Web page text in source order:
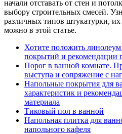
начали отставать от стен и
выбору строительных смесей.
различных типов штукатурки,
можно в этой статье.
Хотите положить
покрытий и рекомендации
Порог в ванной комнате.
выступа и сопряжение с
Напольные покрытия для
характеристик и
материала
Тиковый пол в ванной
Напольная плитка для
напольного кафеля